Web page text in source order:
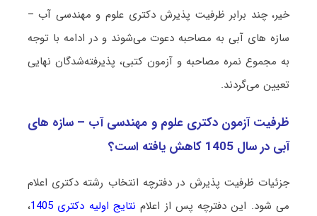
خیر، چند برابر ظرفیت پذیرش دکتری علوم و مهندسی آب –
سازه های آبی به مصاحبه دعوت می‌شوند و در ادامه با توجه
به مجموع نمره مصاحبه و آزمون کتبی، پذیرفته‌شدگان نهایی
تعیین می‌گردند.
ظرفیت آزمون دکتری علوم و مهندسی آب – سازه های
آبی در سال 1405 کاهش یافته است؟
جزئیات ظرفیت پذیرش در دفترچه انتخاب رشته دکتری اعلام
می شود. این دفترچه پس از اعلام نتایج اولیه دکتری 1405
،